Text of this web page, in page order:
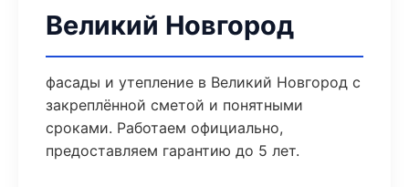
Великий Новгород
фасады и утепление в Великий Новгород с
закреплённой сметой и понятными
сроками. Работаем официально,
предоставляем гарантию до 5 лет.